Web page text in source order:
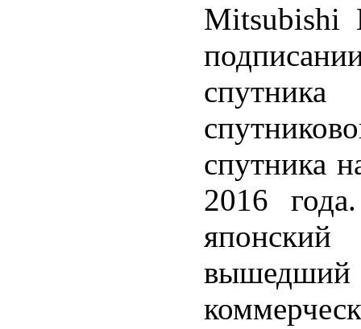
Mitsubishi
спутника
2016